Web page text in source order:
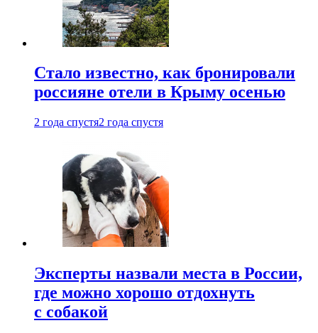
Стало известно, как бронировали
россияне отели в Крыму осенью
2 года спустя2 года спустя
Эксперты назвали места в России,
где можно хорошо отдохнуть
с собакой